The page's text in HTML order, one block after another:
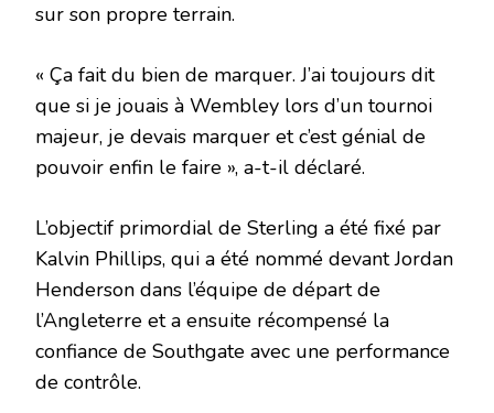
sur son propre terrain.
« Ça fait du bien de marquer. J’ai toujours dit
que si je jouais à Wembley lors d’un tournoi
majeur, je devais marquer et c’est génial de
pouvoir enfin le faire », a-t-il déclaré.
L’objectif primordial de Sterling a été fixé par
Kalvin Phillips, qui a été nommé devant Jordan
Henderson dans l’équipe de départ de
l’Angleterre et a ensuite récompensé la
confiance de Southgate avec une performance
de contrôle.